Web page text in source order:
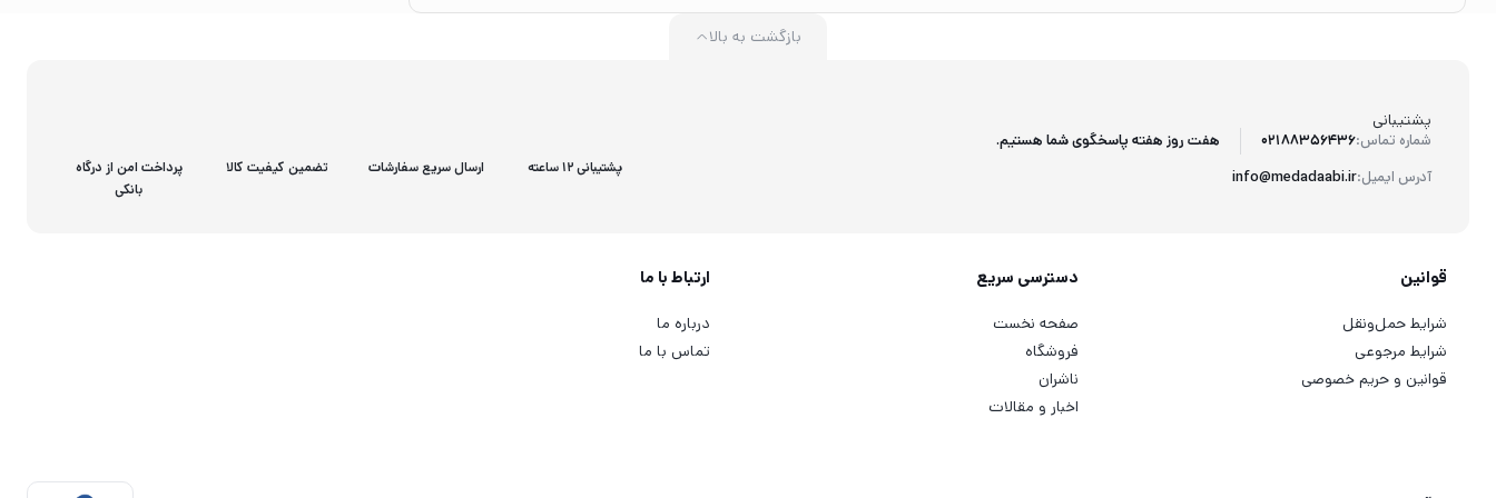
پشتیبانی
شماره تماس:02188356436
آدرس ایمیل:info@medadaabi.ir
هفت روز هفته پاسخگوی شما هستیم.
بازگشت به بالا
پشتیبانی 12 ساعته ارسال سریع سفارشات تضمین کیفیت کالا
پرداخت امن از درگاه
بانکی
قوانین
شرایط حمل‌ونقل
شرایط مرجوعی
قوانین و حریم خصوصی
دسترسی سریع
صفحه نخست
فروشگاه
ناشران
اخبار و مقالات
ارتباط با ما
درباره ما
تماس با ما